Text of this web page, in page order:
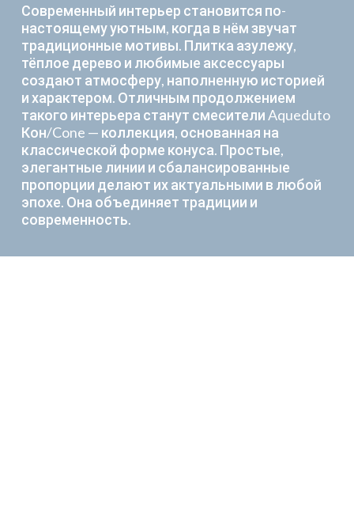
Современный интерьер становится по-
настоящему уютным, когда в нём звучат
традиционные мотивы. Плитка азулежу,
тёплое дерево и любимые аксессуары
создают атмосферу, наполненную историей
и характером. Отличным продолжением
такого интерьера станут смесители Aqueduto
Кон/Cone — коллекция, основанная на
классической форме конуса. Простые,
элегантные линии и сбалансированные
пропорции делают их актуальными в любой
эпохе. Она объединяет традиции и
современность.